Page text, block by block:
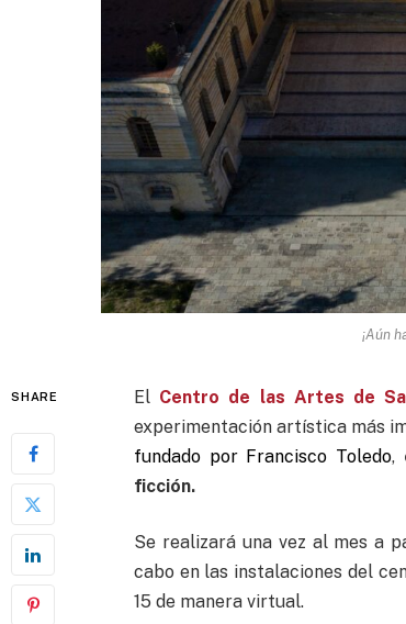
¡Aún
SHARE El Centro de las Artes de
experimentación artística más
fundado por Francisco Toledo,
ficción.
Se realizará una vez al mes a
cabo en las instalaciones del
15 de manera virtual.